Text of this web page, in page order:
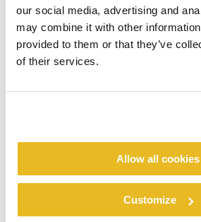
our social media, advertising and
may combine it with other
provided to them or that they’ve
of their services.
Allow all cookies
Customize